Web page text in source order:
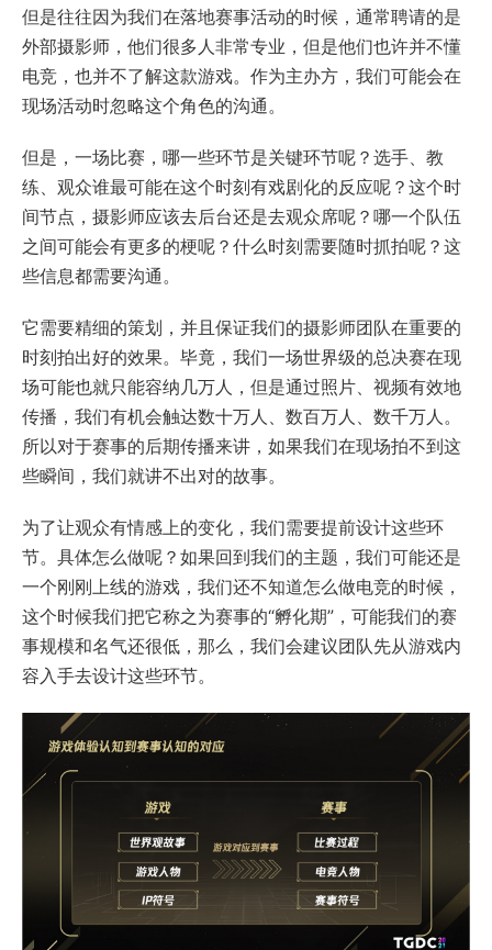
但是往往因为我们在落地赛事活动的时候，通常聘请的是
外部摄影师，他们很多人非常专业，但是他们也许并不懂
电竞，也并不了解这款游戏。作为主办方，我们可能会在
现场活动时忽略这个角色的沟通。
但是，一场比赛，哪一些环节是关键环节呢？选手、教
练、观众谁最可能在这个时刻有戏剧化的反应呢？这个时
间节点，摄影师应该去后台还是去观众席呢？哪一个队伍
之间可能会有更多的梗呢？什么时刻需要随时抓拍呢？这
些信息都需要沟通。
它需要精细的策划，并且保证我们的摄影师团队在重要的
时刻拍出好的效果。毕竟，我们一场世界级的总决赛在现
场可能也就只能容纳几万人，但是通过照片、视频有效地
传播，我们有机会触达数十万人、数百万人、数千万人。
所以对于赛事的后期传播来讲，如果我们在现场拍不到这
些瞬间，我们就讲不出对的故事。
为了让观众有情感上的变化，我们需要提前设计这些环
节。具体怎么做呢？如果回到我们的主题，我们可能还是
一个刚刚上线的游戏，我们还不知道怎么做电竞的时候，
这个时候我们把它称之为赛事的“孵化期”，可能我们的赛
事规模和名气还很低，那么，我们会建议团队先从游戏内
容入手去设计这些环节。